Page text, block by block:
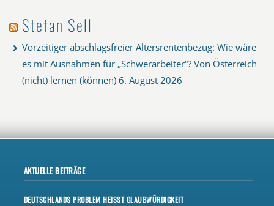
Stefan Sell
Vorzeitiger abschlagsfreier Altersrentenbezug: Wie wäre
es mit Ausnahmen für „Schwerarbeiter“? Von Österreich
(nicht) lernen (können) 6. August 2026
AKTUELLE BEITRÄGE
DEUTSCHLANDS PROBLEM HEISST GLAUBWÜRDIGKEIT